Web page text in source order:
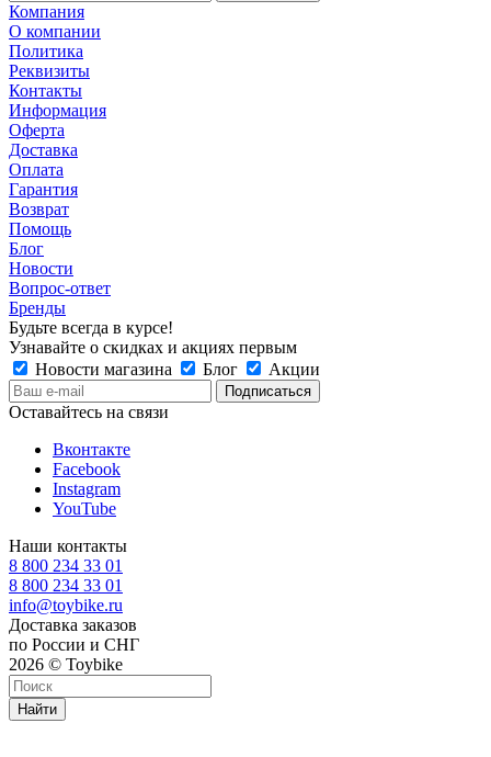
Компания
О компании
Политика
Реквизиты
Контакты
Информация
Оферта
Доставка
Оплата
Гарантия
Возврат
Помощь
Блог
Новости
Вопрос-ответ
Бренды
Будьте всегда в курсе!
Узнавайте о скидках и акциях первым
Новости магазина
Блог Акции
Оставайтесь на связи
Вконтакте
Facebook
Instagram
YouTube
Наши контакты
8 800 234 33 01
8 800 234 33 01
info@toybike.ru
Доставка заказов
по России и СНГ
2026 © Toybike
Найти